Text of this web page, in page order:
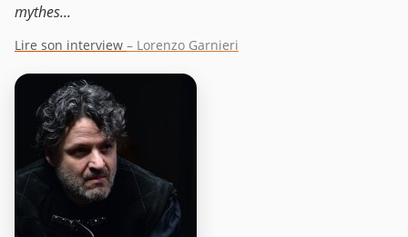
mythes...
Lire son interview – Lorenzo Garnieri